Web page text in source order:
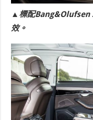
▲標配Bang&Olufsen
效。